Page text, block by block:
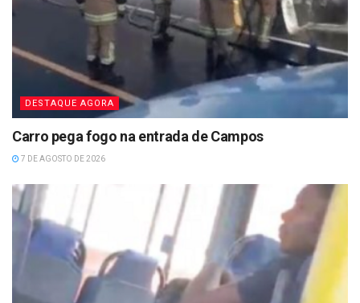
DESTAQUE AGORA
Carro pega fogo na entrada de Campos
7 DE AGOSTO DE 2026